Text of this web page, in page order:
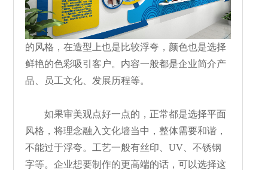
的风格，在造型上也是比较浮夸，颜色也是选择
鲜艳的色彩吸引客户。内容一般都是企业简介产
品、员工文化、发展历程等。
如果审美观点好一点的，正常都是选择平面
风格，将理念融入文化墙当中，整体需要和谐，
不能过于浮夸。工艺一般有丝印、UV、不锈钢
字等。企业想要制作的更高端的话，可以选择这